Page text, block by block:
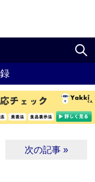
次の記事 »